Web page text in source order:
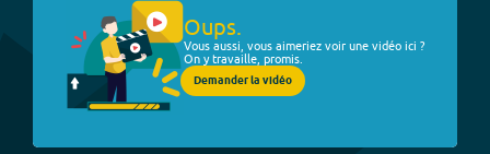
Oups.
Vous aussi, vous aimeriez voir une vidéo ici ?
On y travaille, promis.
Demander la vidéo